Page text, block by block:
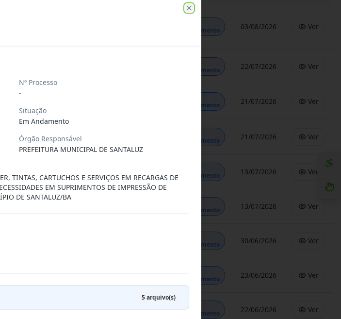
EMPRESA PARA PRESTAÇÃ
Andamento
03/08/2026 Ver
VETERINÁRIOS P
Andamento
22/07/2026 Ver
Andamento
21/07/2026 Ver
DE PESSOA JUR
Andamento
21/07/2026 Ver
CONTRATAÇÃO DE EMP
Andamento
13/07/2026 Ver
Andamento
13/07/2026 Ver
Andamento
30/06/2026 Ver
Andamento
23/06/2026 Ver
FORNECIMENTO DE GA...
Em
Andamento
22/06/2026 Ver
Nº Processo
-
Situação
Em Andamento
Órgão Responsável
PREFEITURA MUNICIPAL DE SANTALUZ
TINTAS, CARTUCHOS E SERVIÇOS EM RECARGAS DE
EM SUPRIMENTOS DE IMPRESSÃO DE
DE SANTALUZ/BA
5arquivo(s)
Close